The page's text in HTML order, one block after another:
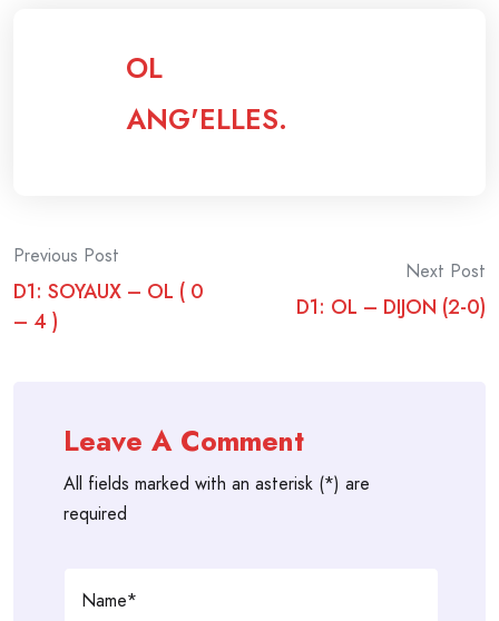
OL
ANG'ELLES.
Post
navigation
Previous Post
D1: SOYAUX – OL ( 0
– 4 )
Next Post
D1: OL – DIJON (2-0)
Leave A Comment
All fields marked with an asterisk (*) are
required